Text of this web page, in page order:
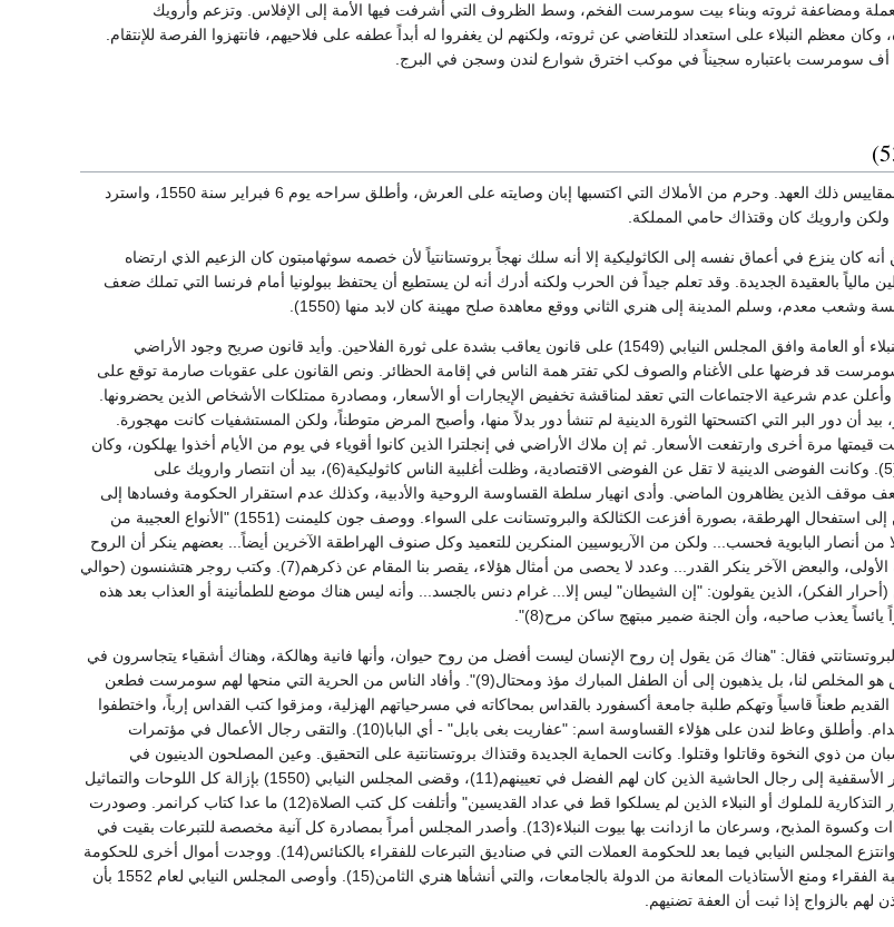
ومضاعفة ثروته وبناء بيت سومرست الفخم، وسط الظروف التي أشرفت فيها الأمة إلى الإفلاس. وتزعم وأرويك
معظم النبلاء على استعداد للتغاضي عن ثروته، ولكنهم لن يغفروا له أبداً عطفه على فلاحيهم، فانتهزوا الفرصة للإنتقام.
كان أعداء سومرست رقيقي الحاشية بمقاييس ذلك العهد. وحرم من الأملاك التي اكتسبها إبان وصايته على العرش، وأطلق سراحه يوم 6 فبراير سنة 1550، واسترد
وارويك كان وقتذاك حامي المملكة.
كان ينزع في أعماق نفسه إلى الكاثوليكية إلا أنه سلك نهجاً بروتستانتياً لأن خصمه سوثهامبتون كان الزعيم الذي ارتضاه
مالياً بالعقيدة الجديدة. وقد تعلم جيداً فن الحرب ولكنه أدرك أنه لن يستطيع أن يحتفظ ببولونيا أمام فرنسا التي تملك ضعف
وشعب معدم، وسلم المدينة إلى هنري الثاني ووقع معاهدة صلح مهينة كان لابد منها (1550).
وفي ظل سيطرة ملاك الأراضي من النبلاء أو العامة وافق المجلس النيابي (1549) على قانون يعاقب بشدة على ثورة الفلاحين. وأيد قانون صريح وجود الأراضي
قد فرضها على الأغنام والصوف لكي تفتر همة الناس في إقامة الحظائر. ونص القانون على عقوبات صارمة توقع على
الذين يتحدون لرفع أجورهم(4). وأعلن عدم شرعية الاجتماعات التي تعقد لمناقشة تخفيض الإيجارات أو الأسعار، ومصادرة ممتلكات الأشخاص الذين يحضرونها.
أن دور البر التي اكتسحتها الثورة الدينية لم تنشأ دور بدلاً منها، وأصبح المرض متوطناً، ولكن المستشفيات كانت مهجورة.
مرة أخرى وارتفعت الأسعار. ثم إن ملاك الأراضي في إنجلترا الذين كانوا أقوياء في يوم من الأيام أخذوا يهلكون، وكان
أفقر الفقراء يغرقون في بحر الهمجية(5). وكانت الفوضى الدينية لا تقل عن الفوضى الاقتصادية، وظلت أغلبية الناس كاثوليكية(6)، بيد أن انتصار وارويك على
موقف الذين يظاهرون الماضي. وأدى انهيار سلطة القساوسة الروحية والأدبية، وكذلك عدم استقرار الحكومة وفسادها إلى
السماح لا بازدياد الفجور فحسب، ولكن إلى استفحال الهرطقة، بصورة أفزعت الكثالكة والبروتستانت على السواء. ووصف جون كليمنت (1551) "الأنواع العجيبة من
أنصار البابوية فحسب... ولكن من الآريوسيين المنكرين للتعميد وكل صنوف الهراطقة الآخرين أيضاً... بعضهم ينكر أن الروح
القدس هو الرب، والبعض ينكر الخطيئة الأولى، والبعض الآخر ينكر القدر... وعدد لا يحصى من أمثال هؤلاء، يقصر بنا المقام عن ذكرهم(7). وكتب روجر هتشنسون (حوالي
(أحرار الفكر)، الذين يقولون: "إن الشيطان" ليس إلا... غرام دنس بالجسد... وأنه ليس هناك موضع للطمأنينة أو العذاب بعد هذه
يائساً يعذب صاحبه، وأن الجنة ضمير مبتهج ساكن مرح(8)".
فقال: "هناك مَن يقول إن روح الإنسان ليست أفضل من روح حيوان، وأنها فانية وهالكة، وهناك أشقياء يتجاسرون في
اجتماعاتهم على القول بأن المسيح ليس هو المخلص لنا، بل يذهبون إلى أن الطفل المبارك مؤذ ومحتال(9)". وأفاد الناس من الحرية التي منحها لهم سومرست فطعن
القديم طعناً قاسياً وتهكم طلبة جامعة أكسفورد بالقداس بمحاكاته في مسرحياتهم الهزلية، ومزقوا كتب القداس إرباً، واختطفوا
الخبز المقدس من المذبح ووطئوه بالأقدام. وأطلق وعاظ لندن على هؤلاء القساوسة اسم: "عفاريت بغى بابل" - أي البابا(10). والتقى رجال الأعمال في مؤتمرات
من ذوي النخوة وقاتلوا وقتلوا. وكانت الحماية الجديدة وقتذاك بروتستانتية على التحقيق. وعين المصلحون الدينيون في
أسقفيات بشرط أن يحولوا جانباً من دار الأسقفية إلى رجال الحاشية الذين كان لهم الفضل في تعيينهم(11)، وقضى المجلس النيابي (1550) بإزالة كل اللوحات والتماثيل
من أي كنيسة في إنجلترا ما عدا "الصور التذكارية للملوك أو النبلاء الذين لم يسلكوا قط في عداد القديسين" وأتلفت كل كتب الصلاة(12) ما عدا كتاب كرانمر. وصودرت
أو بيعت ووهبت الثياب الكهنوتية والقباءات وكسوة المذبح، وسرعان ما ازدانت بها بيوت النبلاء(13). وأصدر المجلس أمراً بمصادرة كل آنية مخصصة للتبرعات بقيت في
الكنائس بعد عام 1550 لصالح الخزنة. وانتزع المجلس النيابي فيما بعد للحكومة العملات التي في صناديق التبرعات للفقراء بالكنائس(14). ووجدت أموال أخرى للحكومة
أو لموظفيها بإلغاء المنح الدراسية للطلبة الفقراء ومنع الأستاذيات المعانة من الدولة بالجامعات، والتي أنشأها هنري الثامن(15). وأوصى المجلس النيابي لعام 1552 بأن
لهم بالزواج إذا ثبت أن العفة تضنيهم.